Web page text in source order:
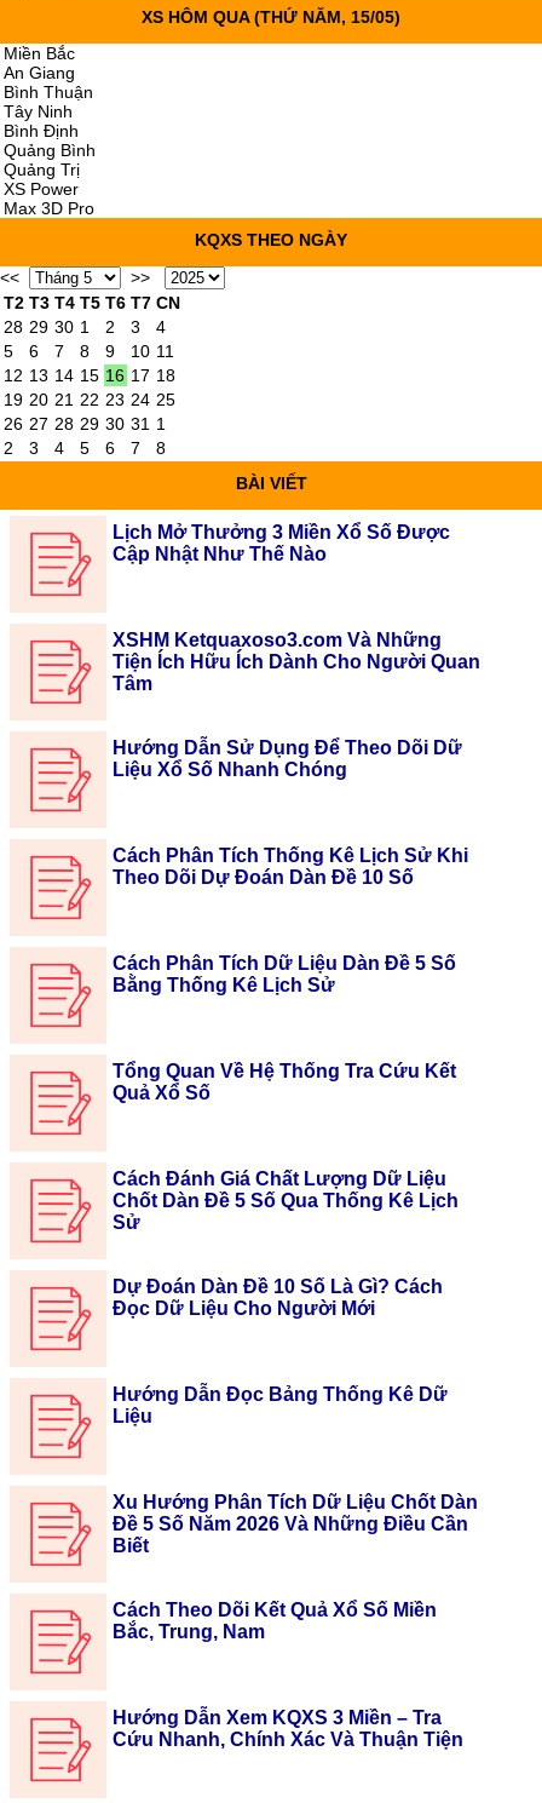
XS HÔM QUA(THỨ NĂM, 15/05)
Miền Bắc
An Giang
Bình Thuận
Tây Ninh
Bình Định
Quảng Bình
Quảng Trị
XS Power
Max 3D Pro
KQXS THEO NGÀY
<<
>>
T2 T3 T4 T5 T6 T7 CN
28 29 30 1 2 3
4
5
6 7 8 9 10 11
12 13 14 15 16 17 18
19 20 21 22 23 24 25
26 27 28 29 30 31 1
2
3 4 5 6 7
8
BÀI VIẾT
Lịch Mở Thưởng 3 Miền Xổ Số Được
Cập Nhật Như Thế Nào
XSHM Ketquaxoso3.com Và Những
Tiện Ích Hữu Ích Dành Cho Người Quan
Tâm
Hướng Dẫn Sử Dụng Để Theo Dõi Dữ
Liệu Xổ Số Nhanh Chóng
Cách Phân Tích Thống Kê Lịch Sử Khi
Theo Dõi Dự Đoán Dàn Đề 10 Số
Cách Phân Tích Dữ Liệu Dàn Đề 5 Số
Bằng Thống Kê Lịch Sử
Tổng Quan Về Hệ Thống Tra Cứu Kết
Quả Xổ Số
Cách Đánh Giá Chất Lượng Dữ Liệu
Chốt Dàn Đề 5 Số Qua Thống Kê Lịch
Sử
Dự Đoán Dàn Đề 10 Số Là Gì? Cách
Đọc Dữ Liệu Cho Người Mới
Hướng Dẫn Đọc Bảng Thống Kê Dữ
Liệu
Xu Hướng Phân Tích Dữ Liệu Chốt Dàn
Đề 5 Số Năm 2026 Và Những Điều Cần
Biết
Cách Theo Dõi Kết Quả Xổ Số Miền
Bắc, Trung, Nam
Hướng Dẫn Xem KQXS 3 Miền – Tra
Cứu Nhanh, Chính Xác Và Thuận Tiện